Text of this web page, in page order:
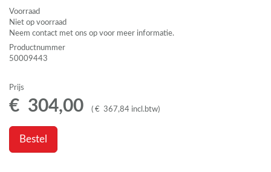
Voorraad
Niet op voorraad
Neem contact met ons op voor meer informatie.
Productnummer
50009443
Prijs
€ 304,00 ( € 367,84 incl.btw)
Bestel